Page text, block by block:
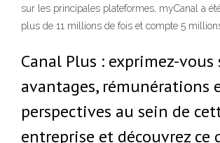
sur les principales plateformes, myCanal a
plus de 11 millions de fois et compte 5
Canal Plus : exprimez-vous
avantages, rémunérations
perspectives au sein de
entreprise et découvrez ce